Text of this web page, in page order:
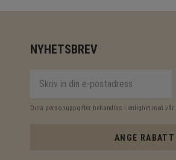
NYHETSBREV
Dina personuppgifter behandlas i enlighet med vår
ANGE RABATT